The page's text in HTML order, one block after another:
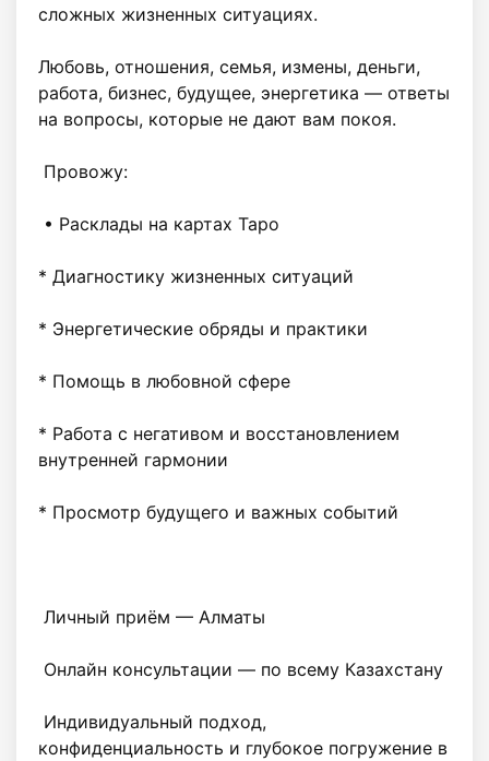
сложных жизненных ситуациях.
Любовь, отношения, семья, измены, деньги,
работа, бизнес, будущее, энергетика — ответы
на вопросы, которые не дают вам покоя.
* Диагностику жизненных ситуаций
* Энергетические обряды и практики
* Помощь в любовной сфере
* Работа с негативом и восстановлением
внутренней гармонии
* Просмотр будущего и важных событий
конфиденциальность и глубокое погружение в